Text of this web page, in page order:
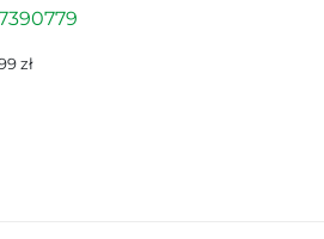
zł